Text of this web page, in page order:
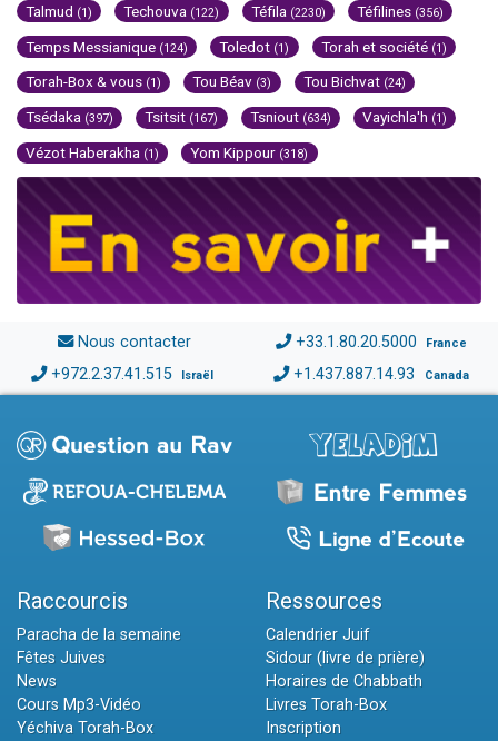
Talmud (1) Techouva (122) Téfila (2230) Téfilines (356)
Temps Messianique (124) Toledot (1) Torah et société (1)
Torah-Box & vous (1) Tou Béav (3) Tou Bichvat (24)
Tsédaka (397) Tsitsit (167) Tsniout (634) Vayichla'h (1)
Vézot Haberakha (1) Yom Kippour (318)
Nous contacter +33.1.80.20.5000 France
+972.2.37.41.515 Israël +1.437.887.14.93 Canada
Raccourcis
Paracha de la semaine
Fêtes Juives
News
Cours Mp3-Vidéo
Yéchiva Torah-Box
Ressources
Calendrier Juif
Sidour (livre de prière)
Horaires de Chabbath
Livres Torah-Box
Inscription